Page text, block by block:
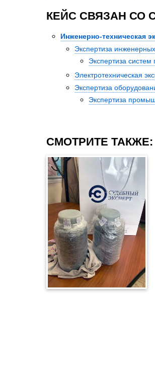
КЕЙС СВЯЗАН СО
Инженерно-техническая
Экспертиза
Экспертиза систем
Электротехническая
Экспертиза
Экспертиза
СМОТРИТЕ ТАКЖЕ: